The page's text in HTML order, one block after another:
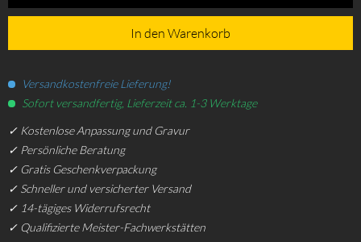
In den Warenkorb
Versandkostenfreie Lieferung!
Sofort versandfertig, Lieferzeit ca. 1-3 Werktage
✓ Kostenlose Anpassung und Gravur
✓ Persönliche Beratung
✓ Gratis Geschenkverpackung
✓ Schneller und versicherter Versand
✓ 14-tägiges Widerrufsrecht
✓ Qualifizierte Meister-Fachwerkstätten